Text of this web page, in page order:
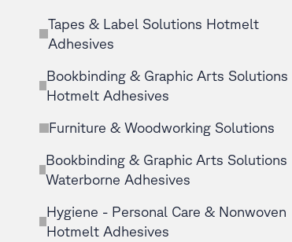
Tapes & Label Solutions Hotmelt
Adhesives
Bookbinding & Graphic Arts Solutions
Hotmelt Adhesives
Furniture & Woodworking Solutions
Bookbinding & Graphic Arts Solutions
Waterborne Adhesives
Hygiene - Personal Care & Nonwoven
Hotmelt Adhesives